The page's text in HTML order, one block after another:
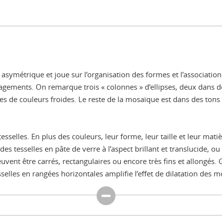
et joue sur l’organisation des formes et
On remarque trois « colonnes » d’ellipses, deux dans
de couleurs froides. Le reste de la mosaïque est dans des
En plus des couleurs, leur forme, leur taille et leur
tesselles en pâte de verre à l’aspect brillant et translucide,
être carrés, rectangulaires ou encore très fins et
en rangées horizontales amplifie l’effet de dilatation des